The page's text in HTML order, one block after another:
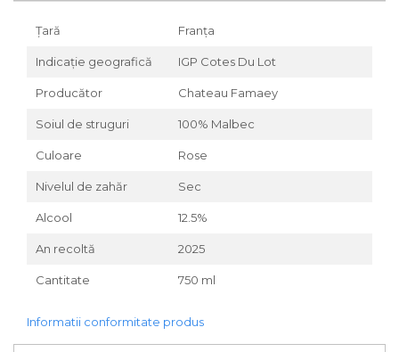
Țară Franța
Indicație geografică IGP Cotes Du Lot
Producător Chateau Famaey
Soiul de struguri 100% Malbec
Culoare Rose
Nivelul de zahăr Sec
Alcool 12.5%
An recoltă 2025
Cantitate 750 ml
Informatii conformitate produs